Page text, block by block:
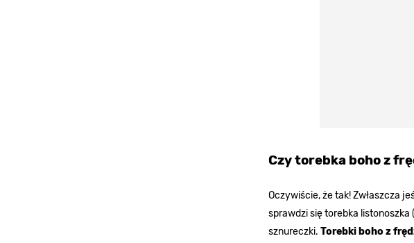
Czy torebka boho z
Oczywiście, że tak! Zwłaszcza
sprawdzi się torebka
sznureczki. Torebki boho z